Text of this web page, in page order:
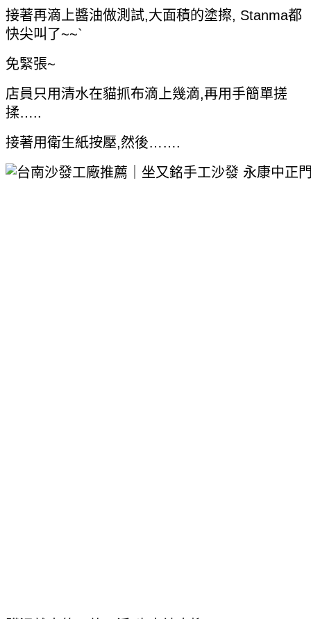
接著再滴上醬油做測試,大面積的塗擦, Stanma都
快尖叫了~~`
免緊張~
店員只用清水在貓抓布滴上幾滴,再用手簡單搓
揉…..
接著用衛生紙按壓,然後…….